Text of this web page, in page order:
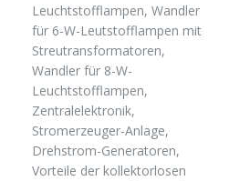
Leuchtstofflampen, Wandler
für 6-W-Leutstofflampen mit
Streutransformatoren,
Wandler für 8-W-
Leuchtstofflampen,
Zentralelektronik,
Stromerzeuger-Anlage,
Drehstrom-Generatoren,
Vorteile der kollektorlosen